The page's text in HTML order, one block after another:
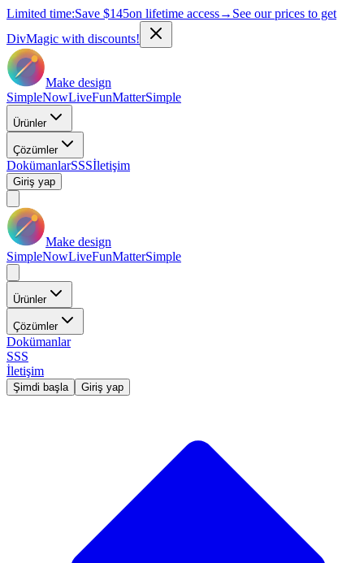
Limited time:Save $145on lifetime access→ See our prices to get
DivMagic with discounts!
Make design
SimpleNowLiveFunMatterSimple
Ürünler
Çözümler
DokümanlarSSSİletişim
Giriş yap
Make design
SimpleNowLiveFunMatterSimple
Ürünler
Çözümler
Dokümanlar
SSS
İletişim
Şimdi başla Giriş yap